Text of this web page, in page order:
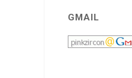
GMAIL